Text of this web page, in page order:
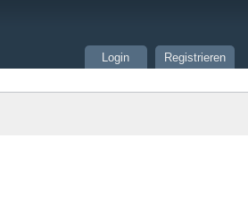
Registrieren
Login